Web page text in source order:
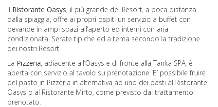
Il Ristorante Oasys, il più grande del Resort, a poca distanza
dalla spiaggia, offre ai propri ospiti un servizio a buffet con
bevande in ampi spazi all’aperto ed interni con aria
condizionata. Serate tipiche ed a tema secondo la tradizione
dei nostri Resort.
La Pizzeria, adiacente all’Oasys e di fronte alla Tanka SPA, è
aperta con servizio al tavolo su prenotazione. E’ possibile fruire
del pasto in Pizzeria in alternativa ad uno dei pasti al Ristorante
Oasys o al Ristorante Mirto, come previsto dal trattamento
prenotato.